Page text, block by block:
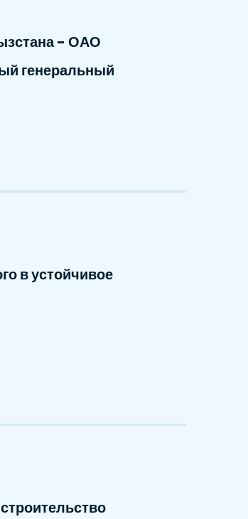
- ОАО
генеральный
в устойчивое